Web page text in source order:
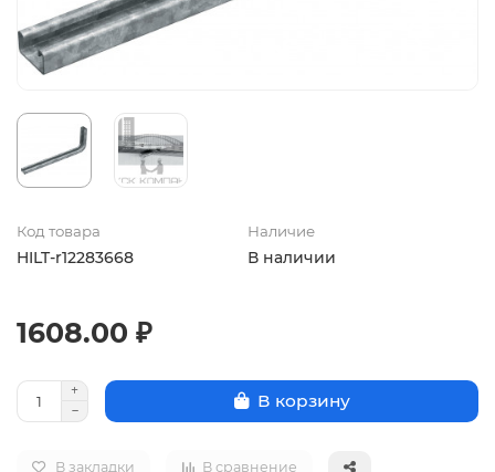
Код товара
HILT-r12283668
Наличие
В наличии
1608.00 ₽
В корзину
В закладки В сравнение